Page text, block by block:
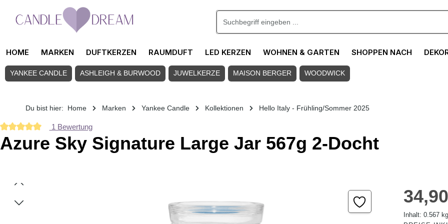
Zum Hauptinhalt springen
HOME MARKEN DUFTKERZEN RAUMDUFT LED KERZEN WOHNEN & GARTEN SHOPPEN NACH
YANKEE CANDLE ASHLEIGH & BURWOOD JUWELKERZE MAISON BERGER WOODWICK
Du bist hier: Home Marken Yankee Candle Kollektionen Hello Italy - Frühling/Sommer 2025
Durchschnittliche Bewertung von 5 von 5 Sternen
1 Bewertung
Azure Sky Signature Large Jar 567g 2-Docht
Bildergalerie überspringen
Inhalt:0.567